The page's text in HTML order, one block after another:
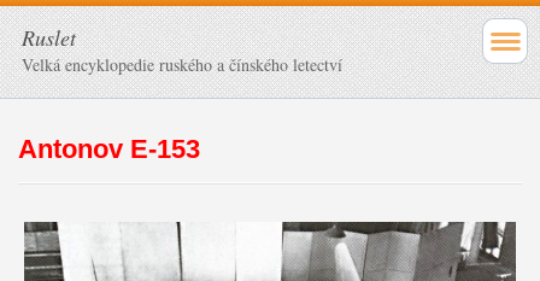
Ruslet
Velká encyklopedie ruského a čínského letectví
Antonov E-153